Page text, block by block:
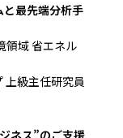
と最先端分析手
領域 省エネル
上級主任研究員
ネス”のご支援